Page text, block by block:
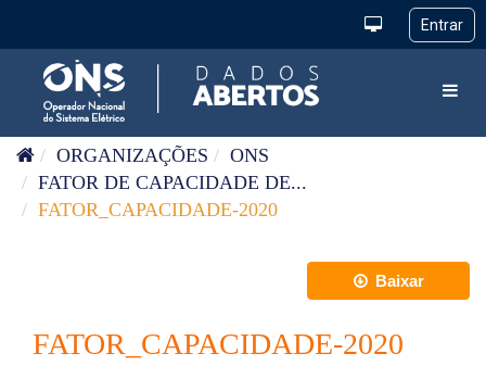
ORGANIZAÇÕES
ONS
FATOR DE CAPACIDADE DE...
FATOR_CAPACIDADE-2020
Baixar
FATOR_CAPACIDADE-2020